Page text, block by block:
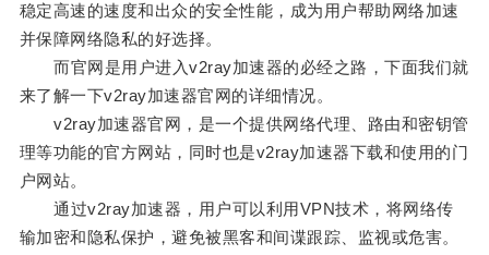
稳定高速的速度和出众的安全性能，成为用户帮助网络加速
并保障网络隐私的好选择。
而官网是用户进入v2ray加速器的必经之路，下面我们就
来了解一下v2ray加速器官网的详细情况。
v2ray加速器官网，是一个提供网络代理、路由和密钥管
理等功能的官方网站，同时也是v2ray加速器下载和使用的门
户网站。
通过v2ray加速器，用户可以利用VPN技术，将网络传
输加密和隐私保护，避免被黑客和间谍跟踪、监视或危害。